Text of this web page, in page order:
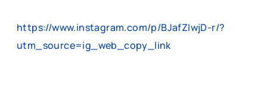
https://www.instagram.com/p/BJafZIwjD-r/?
utm_source=ig_web_copy_link